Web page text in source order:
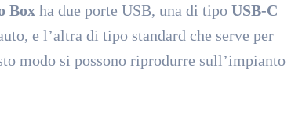
Box ha due porte USB, una di tipo USB-C
e l’altra di tipo standard che serve per
modo si possono riprodurre sull’impianto